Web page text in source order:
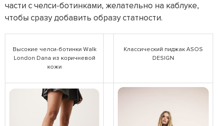
части с челси-ботинками, желательно на каблуке,
чтобы сразу добавить образу статности.
Высокие челси-ботинки Walk
London Dana из коричневой
кожи
Классический пиджак ASOS
DESIGN